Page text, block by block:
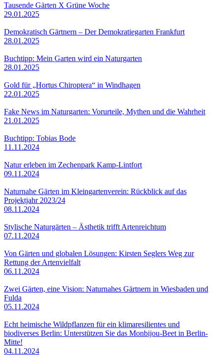
Tausende Gärten X Grüne Woche
29.01.2025
Demokratisch Gärtnern – Der Demokratiegarten Frankfurt
28.01.2025
Buchtipp: Mein Garten wird ein Naturgarten
28.01.2025
Gold für „Hortus Chiroptera“ in Windhagen
22.01.2025
Fake News im Naturgarten: Vorurteile, Mythen und die Wahrheit
21.01.2025
Buchtipp: Tobias Bode
11.11.2024
Natur erleben im Zechenpark Kamp-Lintfort
09.11.2024
Naturnahe Gärten im Kleingartenverein: Rückblick auf das
Projektjahr 2023/24
08.11.2024
Stylische Naturgärten – Ästhetik trifft Artenreichtum
07.11.2024
Von Gärten und globalen Lösungen: Kirsten Seglers Weg zur
Rettung der Artenvielfalt
06.11.2024
Zwei Gärten, eine Vision: Naturnahes Gärtnern in Wiesbaden und
Fulda
05.11.2024
Echt heimische Wildpflanzen für ein klimaresilientes und
biodiverses Berlin: Unterstützen Sie das Monbijou-Beet in Berlin-
Mitte!
04.11.2024